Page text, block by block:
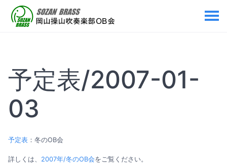
予定表/2007-01-
03
予定表 ：冬のOB会
詳しくは、 2007年/冬のOB会をご覧ください。